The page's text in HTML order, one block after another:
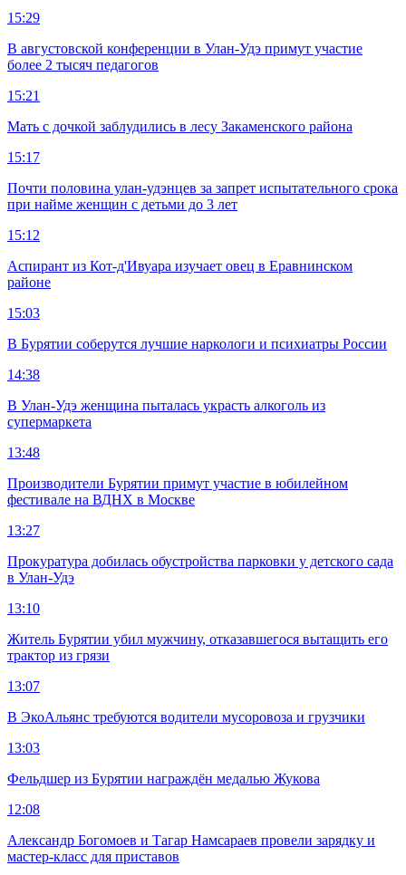
15:29
В августовской конференции в Улан-Удэ примут участие
более 2 тысяч педагогов
15:21
Мать с дочкой заблудились в лесу Закаменского района
15:17
Почти половина улан-удэнцев за запрет испытательного срока
при найме женщин с детьми до 3 лет
15:12
Аспирант из Кот-д'Ивуара изучает овец в Еравнинском
районе
15:03
В Бурятии соберутся лучшие наркологи и психиатры России
14:38
В Улан-Удэ женщина пыталась украсть алкоголь из
супермаркета
13:48
Производители Бурятии примут участие в юбилейном
фестивале на ВДНХ в Москве
13:27
Прокуратура добилась обустройства парковки у детского сада
в Улан-Удэ
13:10
Житель Бурятии убил мужчину, отказавшегося вытащить его
трактор из грязи
13:07
В ЭкоАльянс требуются водители мусоровоза и грузчики
13:03
Фельдшер из Бурятии награждён медалью Жукова
12:08
Александр Богомоев и Тагар Намсараев провели зарядку и
мастер-класс для приставов